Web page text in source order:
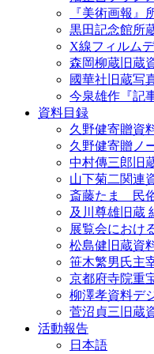
『美術画報』
黒田記念館所
X線フィルム
森岡柳蔵旧蔵
國華社旧蔵写
今泉雄作『記
資料目録
久野健寄贈資
久野健寄贈ノ
中村傳三郎旧
山下菊二関連
斎藤たま 民
及川尊雄旧蔵
展覧会におけ
松島健旧蔵資
笹木繁男氏主
京都府寺院重
柳澤孝資料デ
菅沼貞三旧蔵
活動報告
日本語